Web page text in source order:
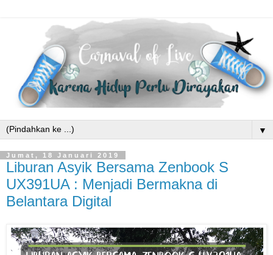
▼
Jumat, 18 Januari 2019
Liburan Asyik Bersama Zenbook S
UX391UA : Menjadi Bermakna di
Belantara Digital